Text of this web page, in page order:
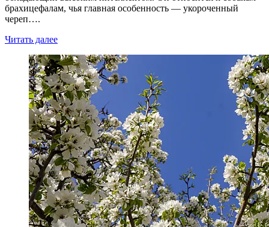
брахицефалам, чья главная особенность — укороченный
череп….
Читать далее